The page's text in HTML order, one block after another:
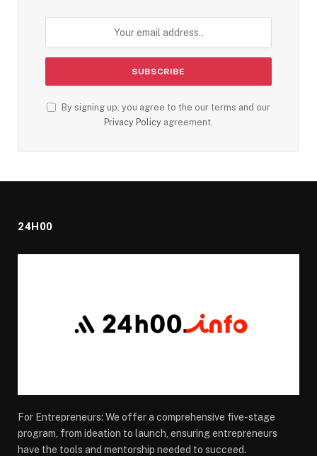
By signing up, you agree to the our terms and our
Privacy Policy agreement.
24H00
For Entrepreneurs: We offer a comprehensive five-stage
program, from ideation to launch, ensuring entrepreneurs
have the tools and mentorship needed to succeed.